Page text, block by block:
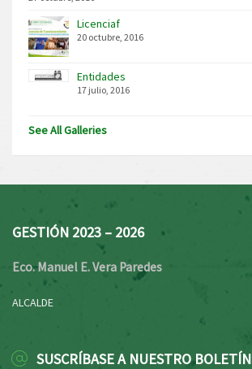
Licenciaf
20 octubre, 2016
Entidades
17 julio, 2016
See All Galleries
GESTIÓN 2023 – 2026
Eco. Manuel E. Vera Paredes
ALCALDE
SUSCRÍBASE A NUESTRO BOLETÍN